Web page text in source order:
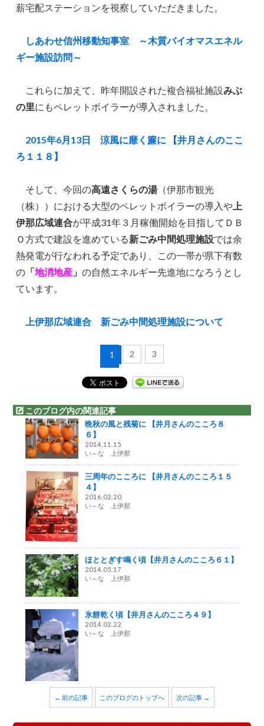
薪宅配ステーションを視察していただきました。
しあわせ信州移動知事室 ～木質バイオマスエネル
ギー施設訪問～
これらに加えて、昨年開設された複合福祉施設みぶ
の里にもペレットボイラーが導入されました。
2015年6月13日 涼風に靡く簾に 【井月さんのここ
ろ１１８】
そして、今回の高遠さくらの湯（伊那市観光
（株））における大型のペレットボイラーの導入や 上
伊那広域連合が平成31年３月稼働開始を目指してＤＢ
Ｏ方式で建設を進めている新ごみ中間処理施設では余
熱発電が行なわれる予定であり、この一帯が県下有数
の 「地消地産 」の自然エネルギー先進地になろうとし
ています。
上伊那広域連合 新ごみ中間処理施設について
1 2 3
このブログ内の関連記事
晩秋の風と残菊に 【井月さんのこころ８
６】
2014.11.15
い～な 上伊那
三周年のこころに 【井月さんのこころ１５
４】
2016.02.20
い～な 上伊那
ほととぎす鳴く頃【井月さんのこころ６１】
2014.05.17
い～な 上伊那
氷餅乾く頃【井月さんのこころ４９】
2014.02.22
い～な 上伊那
← 前の記事 このブログのトップへ 次の記事 →